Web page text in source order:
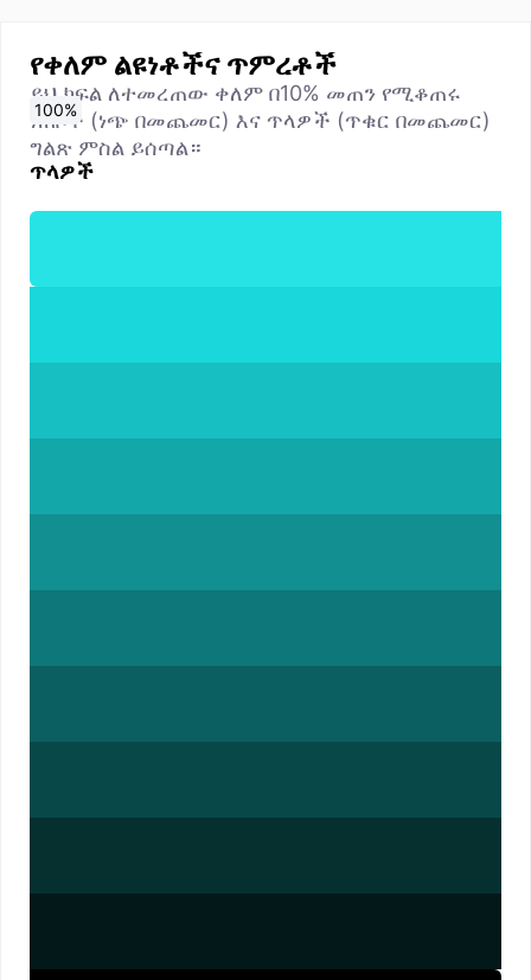
የቀለም ልዩነቶችና ጥምረቶች
ይህ ክፍል ለተመረጠው ቀለም በ10% መጠን የሚቆጠሩ
ነጠቦች (ነጭ በመጨመር) እና ጥላዎች (ጥቁር በመጨመር)
ግልጽ ምስል ይሰጣል።
ጥላዎች
0%
10%
20%
30%
40%
50%
60%
70%
80%
90%
100%